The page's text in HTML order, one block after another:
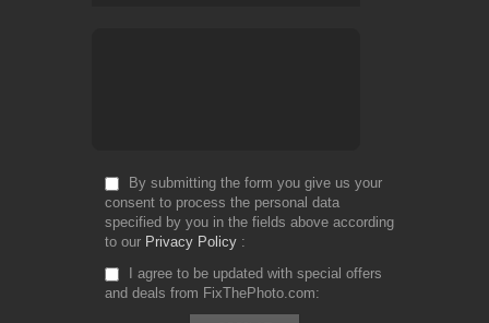
By submitting the form you give us your
consent to process the personal data
specified by you in the fields above according
to our Privacy Policy
I agree to be updated with special offers
and deals from FixThePhoto.com